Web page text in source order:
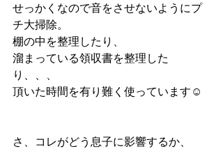
せっかくなので音をさせないようにプ
チ大掃除。
棚の中を整理したり、
溜まっている領収書を整理した
り、、、
頂いた時間を有り難く使っています☺️
さ、コレがどう息子に影響するか、